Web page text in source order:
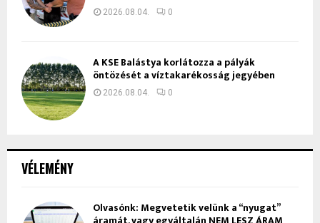
VÉLEMÉNY
Olvasónk: Megvetetik velünk a “nyugat”
2026.08.04. 0
A KSE Balástya korlátozza a pályák
öntözését a víztakarékosság jegyében
2026.08.04. 0